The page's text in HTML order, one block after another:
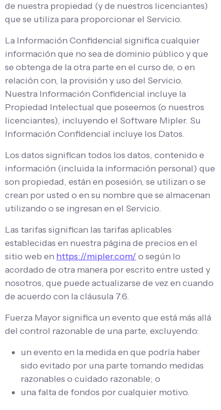
de nuestra propiedad (y de nuestros licenciantes)
que se utiliza para proporcionar el Servicio.
La Información Confidencial significa cualquier
información que no sea de dominio público y que
se obtenga de la otra parte en el curso de, o en
relación con, la provisión y uso del Servicio.
Nuestra Información Confidencial incluye la
Propiedad Intelectual que poseemos (o nuestros
licenciantes), incluyendo el Software Mipler. Su
Información Confidencial incluye los Datos.
Los datos significan todos los datos, contenido e
información (incluida la información personal) que
son propiedad, están en posesión, se utilizan o se
crean por usted o en su nombre que se almacenan
utilizando o se ingresan en el Servicio.
Las tarifas significan las tarifas aplicables
establecidas en nuestra página de precios en el
sitio web en https://mipler.com/ o según lo
acordado de otra manera por escrito entre usted y
nosotros, que puede actualizarse de vez en cuando
de acuerdo con la cláusula 7.6.
Fuerza Mayor significa un evento que está más allá
del control razonable de una parte, excluyendo:
un evento en la medida en que podría haber
sido evitado por una parte tomando medidas
razonables o cuidado razonable; o
una falta de fondos por cualquier motivo.